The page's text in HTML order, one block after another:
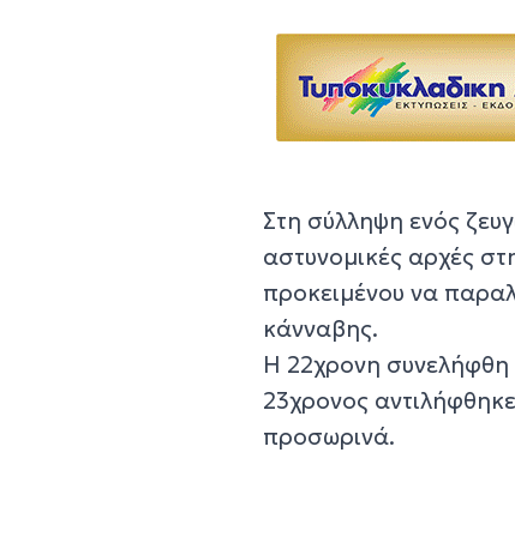
Στη σύλληψη ενός
αστυνομικές αρχές
προκειμένου να
κάνναβης.
Η 22χρονη
23χρονος
προσωρινά.